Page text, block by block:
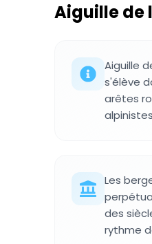
Aiguille de
Aiguille
s'élève
arêtes
Les
des
rythme